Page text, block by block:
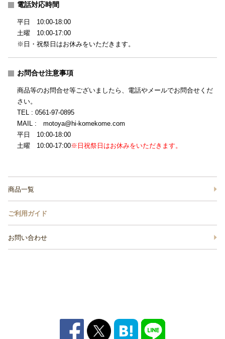
電話対応時間
平日 10:00-18:00
土曜 10:00-17:00
※日・祝祭日はお休みをいただきます。
お問合せ注意事項
商品等のお問合せ等ございましたら、電話やメールでお問合せくだ
さい。
TEL : 0561-97-0895
MAIL : motoya@hi-komekome.com
平日 10:00-18:00
土曜 10:00-17:00※日祝祭日はお休みをいただきます。
商品一覧
ご利用ガイド
お問い合わせ